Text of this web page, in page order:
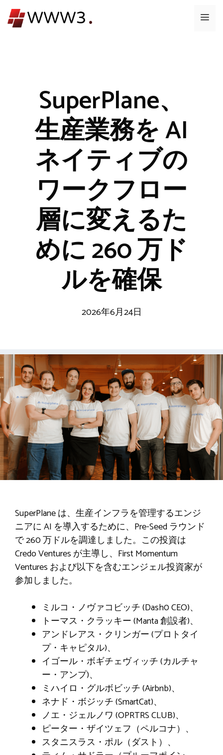
ン
メ
SuperPlane、
生産業務を AI
ネイティブの
ワークフロー
層に変えるた
めに 260 万ド
ルを確保
2026年6月24日
SuperPlane は、生産インフラを管理するエンジ
ニアに AI を導入するために、Pre-Seed ラウンド
で 260 万ドルを調達しました。この投資は
Credo Ventures が主導し、First Momentum
Ventures および以下を含むエンジェル投資家が
参加しました。
ミルコ・ノヴァコビッチ (Dash0 CEO)、
トーマス・クラッキー (Manta 創設者)、
アンドレアス・クリンガー (プロトタイ
プ・キャピタル)、
イゴール・ボギチェヴィッチ (カルチャ
ー・アンプ)、
ミハイロ・グルボビッチ (Airbnb)、
ネナド・ボジッチ (SmartCat)、
ノエ・ジェルノワ (OPRTRS CLUB)、
ピーター・ザイツェフ（ペルコナ）、
スタニスラス・ポル（ダスト）、